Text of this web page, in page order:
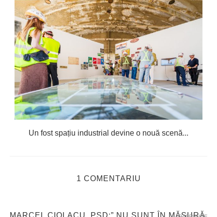
Un fost spațiu industrial devine o nouă scenă...
1 COMENTARIU
MARCEL CIOLACU, PSD:” NU SUNT ÎN MĂSURĂ